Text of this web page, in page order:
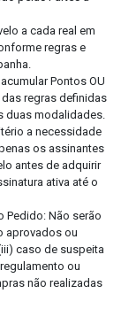
a cada real em
regras e
Pontos OU
regras definidas
duas modalidades.
a necessidade
os assinantes
antes de adquirir
ativa até o
Pedido: Não serão
aprovados ou
caso de suspeita
ou
não realizadas